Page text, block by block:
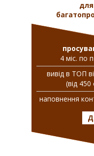
4 міс. по
вивiд в ТОП
(від
наповнення